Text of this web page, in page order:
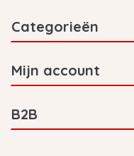
Categorieën
Mijn account
B2B